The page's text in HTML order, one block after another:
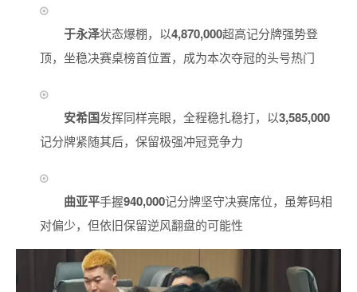
于永泽状态爆棚，以4,870,000超高记分牌强势登
顶，坐稳决赛桌榜首位置，成为本次夺冠的头号热门
安希国发挥同样亮眼，全程稳扎稳打，以3,585,000
记分牌紧随其后，保留极强冲冠竞争力
曲亚平手握940,000记分牌坚守决赛席位，虽筹码相
对偏少，但依旧保留逆风翻盘的可能性